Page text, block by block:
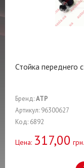
Стойка переднего
Бренд:ATP
Артикул: 96300627
Код: 6892
Цена: 317,00 грн.